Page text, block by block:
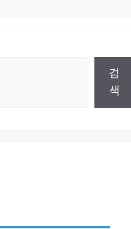
검
색